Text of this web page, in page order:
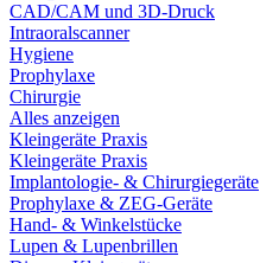
CAD/CAM und 3D-Druck
Intraoralscanner
Hygiene
Prophylaxe
Chirurgie
Alles anzeigen
Kleingeräte Praxis
Kleingeräte Praxis
Implantologie- & Chirurgiegeräte
Prophylaxe & ZEG-Geräte
Hand- & Winkelstücke
Lupen & Lupenbrillen